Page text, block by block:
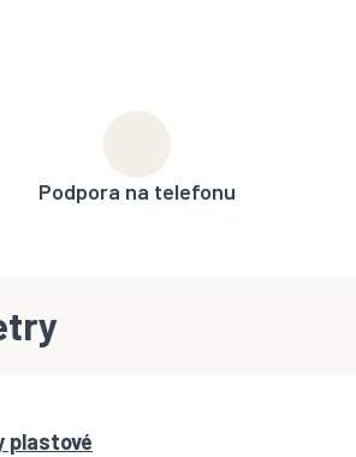
Podpora na telefonu
plastové